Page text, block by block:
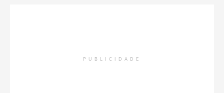
PUBLICIDADE